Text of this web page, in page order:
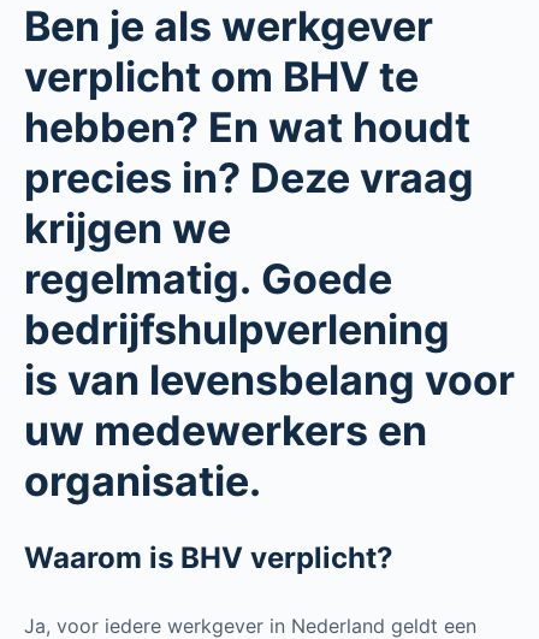
Ben je als werkgever
verplicht om BHV te
hebben? En wat houdt
precies in? Deze vraag
krijgen we
regelmatig. Goede
bedrijfshulpverlening
is van levensbelang voor
uw medewerkers en
organisatie.
Waarom is BHV verplicht?
Ja, voor iedere werkgever in Nederland geldt een